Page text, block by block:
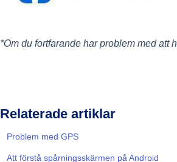
*Om du fortfarande har problem med att
Relaterade artiklar
Problem med GPS
Att förstå spårningsskärmen på Android